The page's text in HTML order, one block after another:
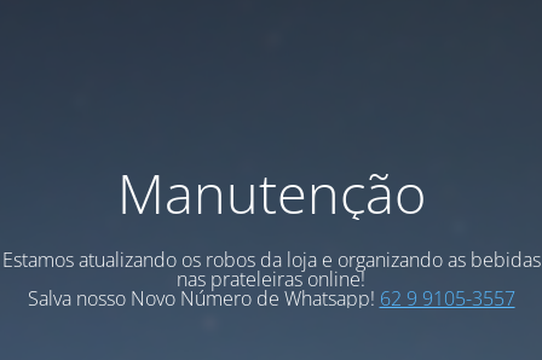
Manutenção
Estamos atualizando os robos da loja e organizando as bebidas
nas prateleiras online!
Salva nosso Novo Número de Whatsapp! 62 9 9105-3557